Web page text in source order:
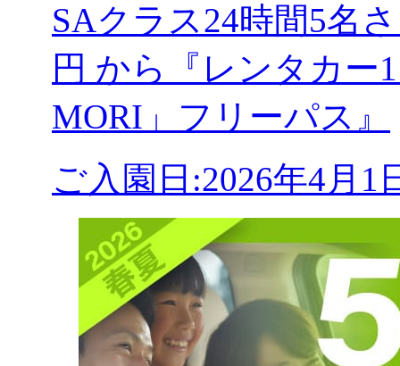
SAクラス24時間5名
円 から『レンタカー
MORI」フリーパス』
ご入園日:2026年4月1